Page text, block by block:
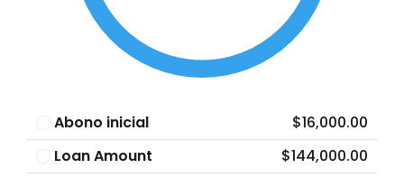
Abono inicial
$16,000.00
Loan Amount
$144,000.00